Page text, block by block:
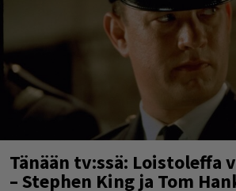
Tänään tv:ssä: Loistoleffa
– Stephen King ja Tom